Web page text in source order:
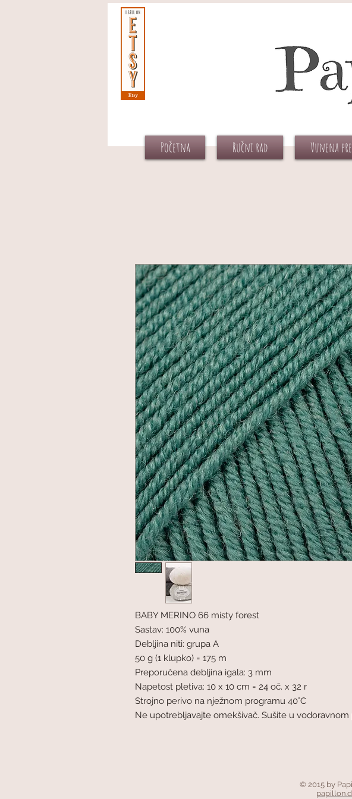
Početna Ručni rad Vunena
BABY MERINO 66 misty forest
Sastav: 100% vuna
Debljina niti: grupa A
50 g (1 klupko) = 175 m
Preporučena debljina igala: 3 mm
Napetost pletiva: 10 x 10 cm = 24 oč. x 32 r
Strojno perivo na nježnom programu 40°C
Ne upotrebljavajte omekšivač. Sušite u vodoravnom
© 2015 by